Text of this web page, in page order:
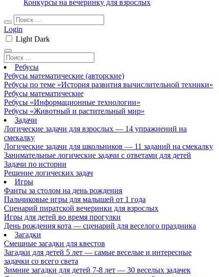
Конкурсы на вечеринку для взрослых
Login
Light Dark
Ребусы
Ребусы математические (авторские)
Ребусы по теме «История развития вычислительной техники»
Ребусы математические
Ребусы «Информационные технологии»
Ребусы «Животный и растительный мир»
Задачи
Логические задачи для взрослых — 14 упражнений на
смекалку
Логические задачи для школьников — 11 заданий на смекалку
Занимательные логические задачи с ответами для детей
Задачи по истории
Решение логических задач
Игры
Фанты за столом на день рождения
Пальчиковые игры для малышей от 1 года
Сценарий пиратской вечеринки для взрослых
Игры для детей во время прогулки
День рождения кота — сценарий для веселого праздника
Загадки
Смешные загадки для квестов
Загадки для детей 5 лет — самые веселые и интересные
задачки со всего света
Зимние загадки для детей 7-8 лет — 30 веселых задачек